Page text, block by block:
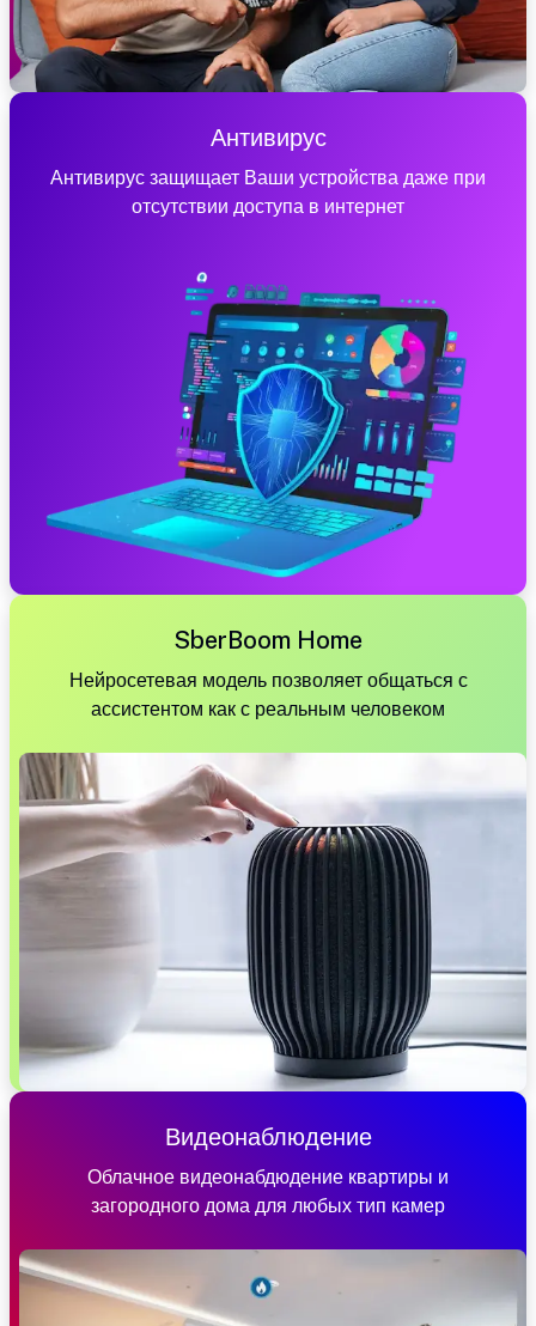
Антивирус
Антивирус защищает Ваши устройства даже при
отсутствии доступа в интернет
SberBoom Home
Нейросетевая модель позволяет общаться с
ассистентом как с реальным человеком
Видеонаблюдение
Облачное видеонабдюдение квартиры и
загородного дома для любых тип камер